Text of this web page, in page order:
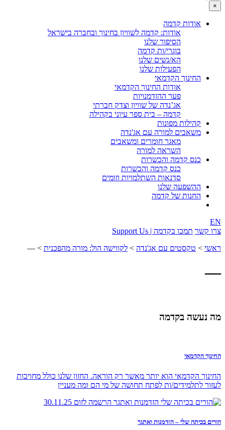
×
אודות קדמה
אודות: קדמה לשוויון בחינוך ובחברה בישראל
הסיפור שלנו
בוגרי/ות קדמה
הא/נשים שלנו
הפעילות שלנו
החינוך הקדמאי
אודות החינוך הקדמאי
פער ההזדמנויות
אג’נדה של שוויון וצדק חברתי
קדמה – בית ספר עיוני בקהילה
קהילות מפונות
משאבים למורה עם אג'נדה
מאגר חומרים ומשאבים
השראה למורה
כנס קדמה והכשרות
כנס קדמה והכשרות
סדנאות השתלמויות וזומים
ההשפעה שלנו
החנות של קדמה
EN
צרו קשר תמכו בקדמה | Support Us
ראשי > טקסטים עם אג'נדה > לקווישה הול: מורה מהפכנית >
—
—
מה נעשה בקדמה
החינוך הקדמאי
החינוך הקדמאי הוא יותר מאשר רק הוראה. החזון שלנו כולל מחויבות
לעזור לתלמידים/ות לפתח תחושה של מי הם ומה מעניין
הורים בכיתה שלי – הזדמנות ואתגר